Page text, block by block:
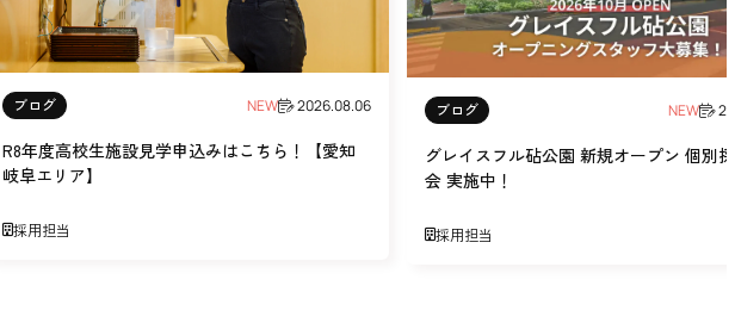
ブログ NEW 2026.08.06
R8年度高校生施設見学申込みはこちら！【愛知
岐阜エリア】
採用担当
ブログ NEW
グレイスフル砧公園 新規オープン 個別
会 実施中！
採用担当